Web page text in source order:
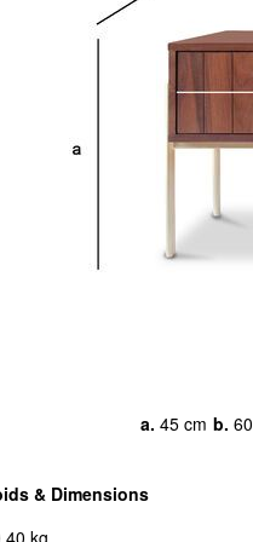
a. 45 cm b.
& Dimensions
kg